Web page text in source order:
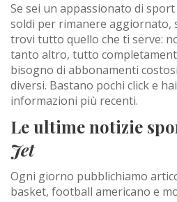
Se sei un appassionato di
soldi per rimanere aggiornato,
trovi tutto quello che ti serve:
tanto altro, tutto
bisogno di abbonamenti
diversi. Bastano pochi click e
informazioni più recenti.
Le ultime notizie
Jet
Ogni giorno pubblichiamo
basket, football americano e